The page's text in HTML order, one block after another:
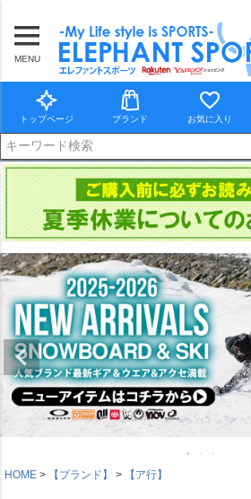
MENU
トップページ ブランド お気に入り
HOME 【ブランド】 【ア行】